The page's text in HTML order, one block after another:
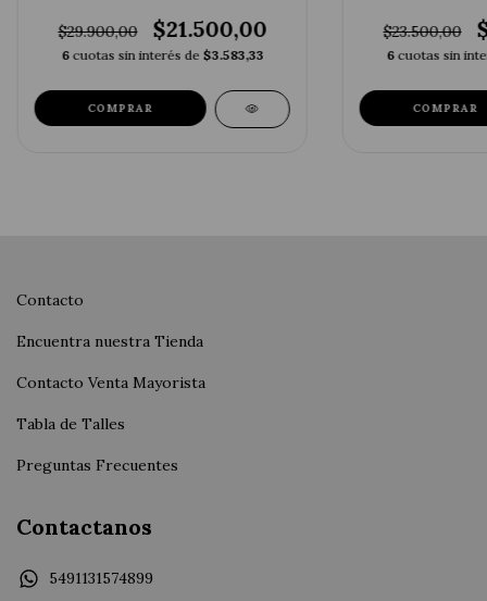
$29.900,00 $21.500,00
6 cuotas sin interés de $3.583,33
COMPRAR
$23.500,00
6 cuotas sin
COMPRAR
Contacto
Encuentra nuestra Tienda
Contacto Venta Mayorista
Tabla de Talles
Preguntas Frecuentes
Contactanos
5491131574899